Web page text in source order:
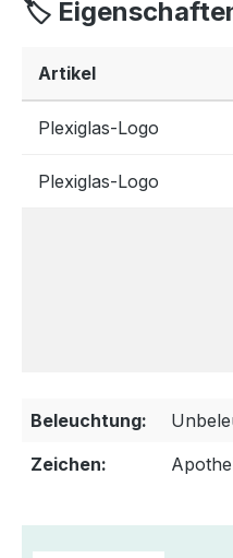
🏷️
Artikel
Plexiglas-Logo
Plexiglas-Logo
Beleuchtung:
Zeichen: